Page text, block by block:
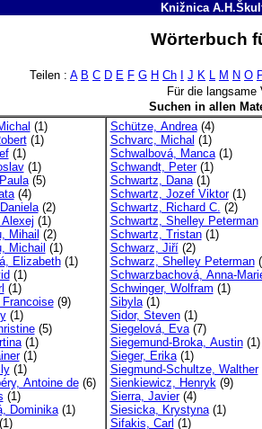
Knižnica
Wörterbuch
Teilen : A B C D E F G H Ch J K L M N O
Für die
Suchen in allen
(1)
(1)
(1)
(1)
(5)
(4)
(2)
(1)
Mihail (2)
Michail (1)
Elizabeth(1)
(1)
(1)
(9)
(1)
(5)
(1)
(1)
(1)
Antoine de(6)
(1)
Dominika(1)
Schütze, Andrea(4)
Schvarc, Michal (1)
Schwalbová, Manca(1)
Schwandt, Peter(1)
Schwartz, Dana(1)
Schwartz, Jozef Viktor(1)
Schwartz, Richard C. (2)
Schwartz, Shelley Peterman
Schwartz, Tristan(1)
Schwarz, Jiří(2)
Schwarz, Shelley Peterman
Schwarzbachová, Anna-
Schwinger, Wolfram (1)
Sibyla(1)
Sidor, Steven(1)
Siegelová, Eva(7)
Siegemund-Broka, Austin(1)
Sieger, Erika(1)
Siegmund-Schultze, Walther
Sienkiewicz, Henryk(9)
Sierra, Javier(4)
Siesicka, Krystyna(1)
Sifakis, Carl (1)